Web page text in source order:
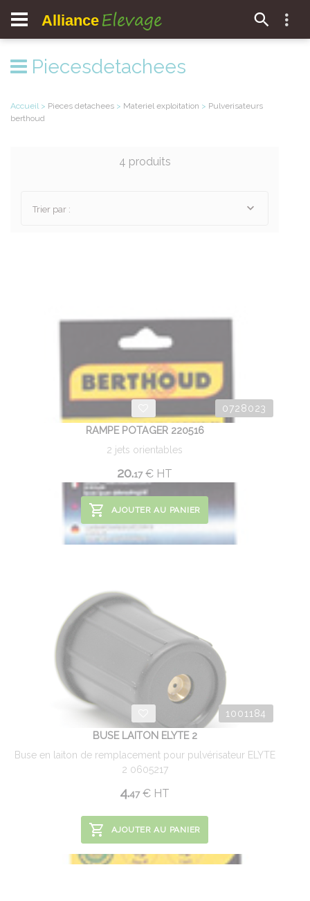
Alliance Elevage
Piecesdetachees
Accueil > Pieces detachees > Materiel exploitation > Pulverisateurs
berthoud
4 produits
Trier par :
0728023
RAMPE POTAGER 220516
2 jets orientables
20.17 € HT
AJOUTER AU PANIER
1001184
BUSE LAITON ELYTE 2
Buse en laiton de remplacement pour pulvérisateur ELYTE
2 0605217
4.47 € HT
AJOUTER AU PANIER